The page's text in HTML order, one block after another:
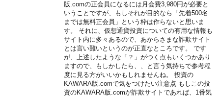
版.comの正会員になるには月会費3,980円が必要と
いうことですが、もしそれが目的なら「先着500名
までは無料正会員」という枠は作らないと思いま
す。 それに、仮想通貨投資についての有用な情報も
サイト内に多々あるので、あからさまな詐欺サイト
とは言い難いというのが正直なところです。 です
が、上述したような「？」がつく点もいくつかあり
ますので、もしかしたら、、と言う気持ちで参考程
度に見る方がいいかもしれませんね。 投資の
KAWARA版.comで気をつけたい注意点 もしこの投
資のKAWARA版.comが詐欺サイトであれば、1番気